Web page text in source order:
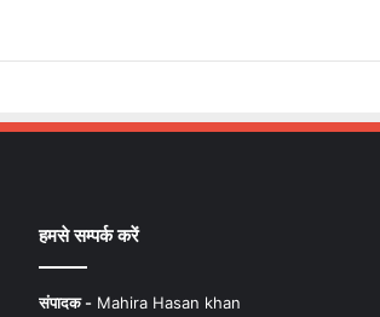
हमसे सम्पर्क करें
संपादक -Mahira Hasan khan